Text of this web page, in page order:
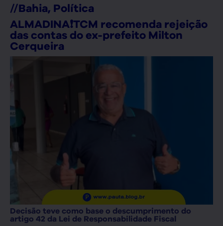
//Bahia, Política
ALMADINA❗TCM recomenda rejeição
das contas do ex-prefeito Milton
Cerqueira
Decisão teve como base o descumprimento do
artigo 42 da Lei de Responsabilidade Fiscal